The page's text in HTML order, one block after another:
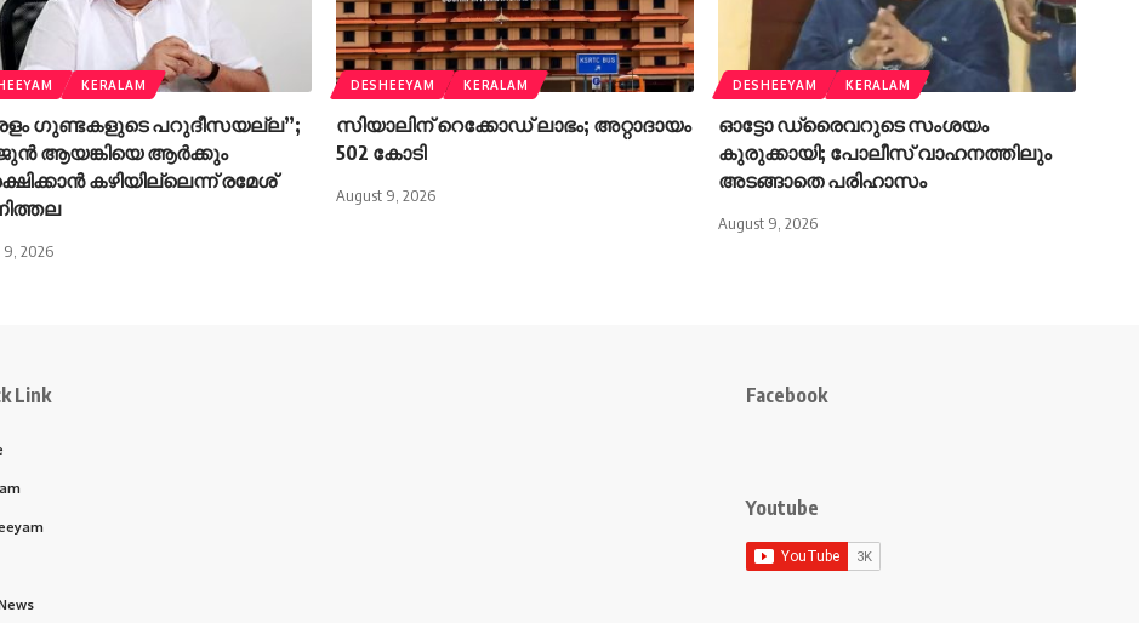
KERALAM
ഗുണ്ടകളുടെ പറുദീസയല്ല”;
ആയങ്കിയെ ആർക്കും
കഴിയില്ലെന്ന് രമേശ്
9, 2026
DESHEEYAM KERALAM
സിയാലിന് റെക്കോഡ് ലാഭം; അറ്റാദായം
502 കോടി
August 9, 2026
DESHEEYAM KERALAM
ഓട്ടോ ഡ്രൈവറുടെ സംശയം
കുരുക്കായി; പോലീസ് വാഹനത്തിലും
അടങ്ങാതെ പരിഹാസം
August 9, 2026
Link Facebook
Youtube